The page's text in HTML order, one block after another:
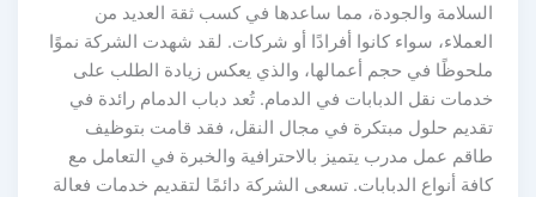
السلامة والجودة، مما ساعدها في كسب ثقة العديد من
العملاء، سواء كانوا أفرادًا أو شركات. لقد شهدت الشركة نموًا
ملحوظًا في حجم أعمالها، والذي يعكس زيادة الطلب على
خدمات نقل الدبابات في الدمام. تُعد دباب الدمام رائدة في
تقديم حلول مبتكرة في مجال النقل، فقد قامت بتوظيف
طاقم عمل مدرب يتميز بالاحترافية والخبرة في التعامل مع
كافة أنواع الدبابات. تسعى الشركة دائمًا لتقديم خدمات فعالة